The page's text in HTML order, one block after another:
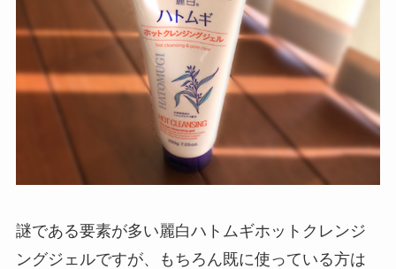
謎である要素が多い麗白ハトムギホットクレンジ
ングジェルですが、もちろん既に使っている方は